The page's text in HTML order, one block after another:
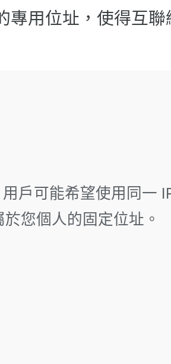
用位址，使得互聯
戶可能希望使用同一
您個人的固定位址。